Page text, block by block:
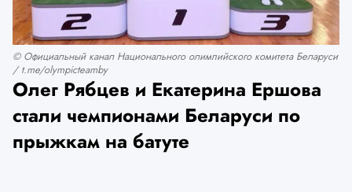
© Официальный канал Национального олимпийского комитета Беларуси
/ t.me/olympicteamby
Олег Рябцев и Екатерина Ершова
стали чемпионами Беларуси по
прыжкам на батуте